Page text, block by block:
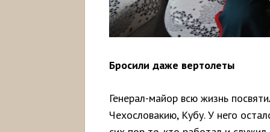
Бросили даже вертолеты
Генерал-майор всю жизнь
Чехословакию, Кубу. У него